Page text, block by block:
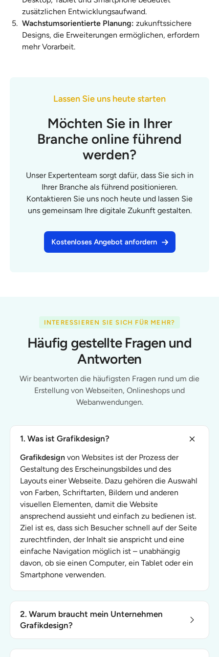
zusätzlichen Entwicklungsaufwand.
Wachstumsorientierte Planung: zukunftssichere
Designs, die Erweiterungen ermöglichen, erfordern
mehr Vorarbeit.
Lassen Sie uns heute starten
Möchten Sie in Ihrer
Branche online führend
werden?
Unser Expertenteam sorgt dafür, dass Sie sich in
Ihrer Branche als führend positionieren.
Kontaktieren Sie uns noch heute und lassen Sie
uns gemeinsam Ihre digitale Zukunft gestalten.
Kostenloses Angebot anfordern
INTERESSIEREN SIE SICH FÜR MEHR?
Häufig gestellte Fragen und
Antworten
Wir beantworten die häufigsten Fragen rund um die
Erstellung von Webseiten, Onlineshops und
Webanwendungen.
1. Was ist Grafikdesign?
Grafikdesign von Websites ist der Prozess der
Gestaltung des Erscheinungsbildes und des
Layouts einer Webseite. Dazu gehören die Auswahl
von Farben, Schriftarten, Bildern und anderen
visuellen Elementen, damit die Website
ansprechend aussieht und einfach zu bedienen ist.
Ziel ist es, dass sich Besucher schnell auf der Seite
zurechtfinden, der Inhalt sie anspricht und eine
einfache Navigation möglich ist – unabhängig
davon, ob sie einen Computer, ein Tablet oder ein
Smartphone verwenden.
2. Warum braucht mein Unternehmen
Grafikdesign?